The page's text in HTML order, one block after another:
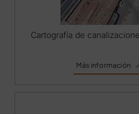
Cartografía de
Más información